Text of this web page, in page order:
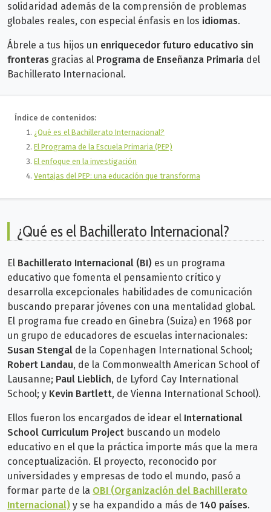
solidaridad además de la comprensión de problemas
globales reales, con especial énfasis en los idiomas.
Ábrele a tus hijos un enriquecedor futuro educativo sin
fronteras gracias al Programa de Enseñanza Primaria del
Bachillerato Internacional.
Índice de contenidos:
¿Qué es el Bachillerato Internacional?
El Programa de la Escuela Primaria (PEP)
El enfoque en la investigación
Ventajas del PEP: una educación que transforma
¿Qué es el Bachillerato Internacional?
El Bachillerato Internacional (BI) es un programa
educativo que fomenta el pensamiento crítico y
desarrolla excepcionales habilidades de comunicación
buscando preparar jóvenes con una mentalidad global.
El programa fue creado en Ginebra (Suiza) en 1968 por
un grupo de educadores de escuelas internacionales:
Susan Stengal de la Copenhagen International School;
Robert Landau, de la Commonwealth American School of
Lausanne; Paul Lieblich, de Lyford Cay International
School; y Kevin Bartlett, de Vienna International School).
Ellos fueron los encargados de idear el International
School Curriculum Project buscando un modelo
educativo en el que la práctica importe más que la mera
conceptualización. El proyecto, reconocido por
universidades y empresas de todo el mundo, pasó a
formar parte de la OBI (Organización del Bachillerato
Internacional) y se ha expandido a más de 140 países.